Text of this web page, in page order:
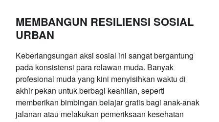
MEMBANGUN RESILIENSI SOSIAL
URBAN
Keberlangsungan aksi sosial ini sangat bergantung
pada konsistensi para relawan muda. Banyak
profesional muda yang kini menyisihkan waktu di
akhir pekan untuk berbagi keahlian, seperti
memberikan bimbingan belajar gratis bagi anak-anak
jalanan atau melakukan pemeriksaan kesehatan